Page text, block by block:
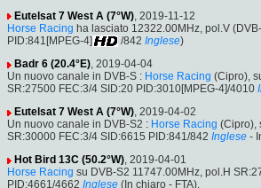
Eutelsat 7 West A (7°W), 2019-11-12
Horse Racing ha lasciato 12322.00MHz, pol.V
PID:841[MPEG-4]
/842 Inglese)
Badr 6 (20.4°E), 2019-04-04
Un nuovo canale in DVB-S : Horse Racing (Cipro),
SR:27500 FEC:3/4 SID:20 PID:3010[MPEG-4]/4010
Eutelsat 7 West A (7°W), 2019-04-02
Un nuovo canale in DVB-S2 : Horse Racing (Cipro),
SR:30000 FEC:3/4 SID:6615 PID:841/842 Inglese -
Hot Bird 13C (50.2°W), 2019-04-01
Horse Racing su DVB-S2 11747.00MHz, pol.H
PID:4661/4662 Inglese (In chiaro - FTA).